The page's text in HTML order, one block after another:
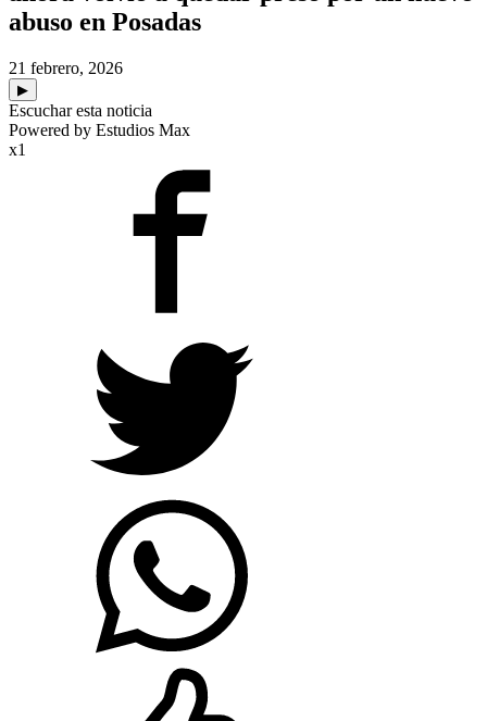
abuso en Posadas
21 febrero, 2026
▶
Escuchar esta noticia
Powered by Estudios Max
x1